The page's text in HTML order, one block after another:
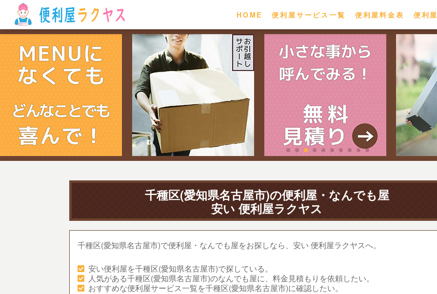
HOME 便利屋サービス一覧 便利屋料金表 便利
千種区(愛知県名古屋市)の便利屋・なんでも屋
安い 便利屋ラクヤス
千種区(愛知県名古屋市)で便利屋・なんでも屋をお探しなら、安い 便利屋ラクヤスへ。
安い便利屋を千種区(愛知県名古屋市)で探している。
人気がある千種区(愛知県名古屋市)のなんでも屋に、料金見積もりを依頼したい。
おすすめな便利屋サービス一覧を千種区(愛知県名古屋市)に確認したい。